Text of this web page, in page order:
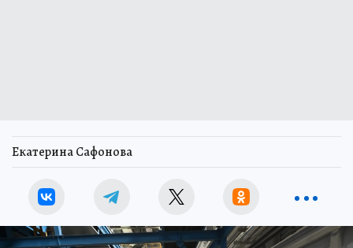
Екатерина Сафонова